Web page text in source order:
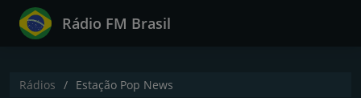
Rádio FM Brasil
Rádios Estação Pop News